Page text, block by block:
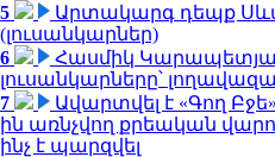
5
Արտակարգ դեպք
(լուսանկարներ)
6
Հասմիկ
լուսանկարները՝
7
Ավարտվել է «Գող
ին առնչվող քրեական
ինչ է պարզվել